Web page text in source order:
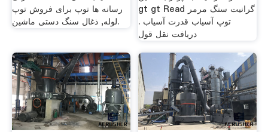
رسانه ها توپ برای فروش توپ
لوله, ذغال سنگ دستی ماشین.
gt gt Read گرانیت سنگ مرمر
توپ آسیاب قدرت آسیاب .
دریافت نقل قول